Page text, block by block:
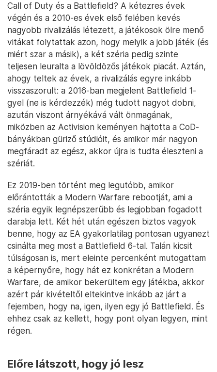
Call of Duty és a Battlefield? A kétezres évek
végén és a 2010-es évek első felében kevés
nagyobb rivalizálás létezett, a játékosok ölre menő
vitákat folytattak azon, hogy melyik a jobb játék (és
miért szar a másik), a két széria pedig szinte
teljesen leuralta a lövöldözős játékok piacát. Aztán,
ahogy teltek az évek, a rivalizálás egyre inkább
visszaszorult: a 2016-ban megjelent Battlefield 1-
gyel (ne is kérdezzék) még tudott nagyot dobni,
azután viszont árnyékává vált önmagának,
miközben az Activision keményen hajtotta a CoD-
bányákban güriző stúdióit, és amikor már nagyon
megfáradt az egész, akkor újra is tudta éleszteni a
szériát.
Ez 2019-ben történt meg legutóbb, amikor
előrántották a Modern Warfare rebootját, ami a
széria egyik legnépszerűbb és legjobban fogadott
darabja lett. Két hét után egészen biztos vagyok
benne, hogy az EA gyakorlatilag pontosan ugyanezt
csinálta meg most a Battlefield 6-tal. Talán kicsit
túlságosan is, mert eleinte percenként mutogattam
a képernyőre, hogy hát ez konkrétan a Modern
Warfare, de amikor bekerültem egy játékba, akkor
azért pár kivételtől eltekintve inkább az járt a
fejemben, hogy na, igen, ilyen egy jó Battlefield. És
ehhez csak az kellett, hogy pont olyan legyen, mint
régen.
Előre látszott, hogy jó lesz